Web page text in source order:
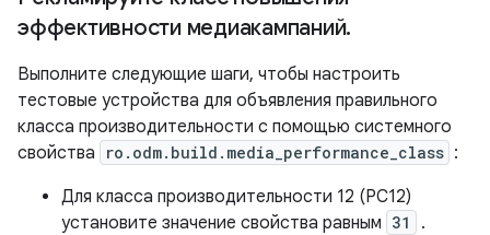
эффективности медиакампаний.
Выполните следующие шаги, чтобы настроить
тестовые устройства для объявления правильного
класса производительности с помощью системного
свойства
ro.odm.build.media_performance_class :
Для класса производительности 12 (PC12)
установите значение свойства равным 31
.